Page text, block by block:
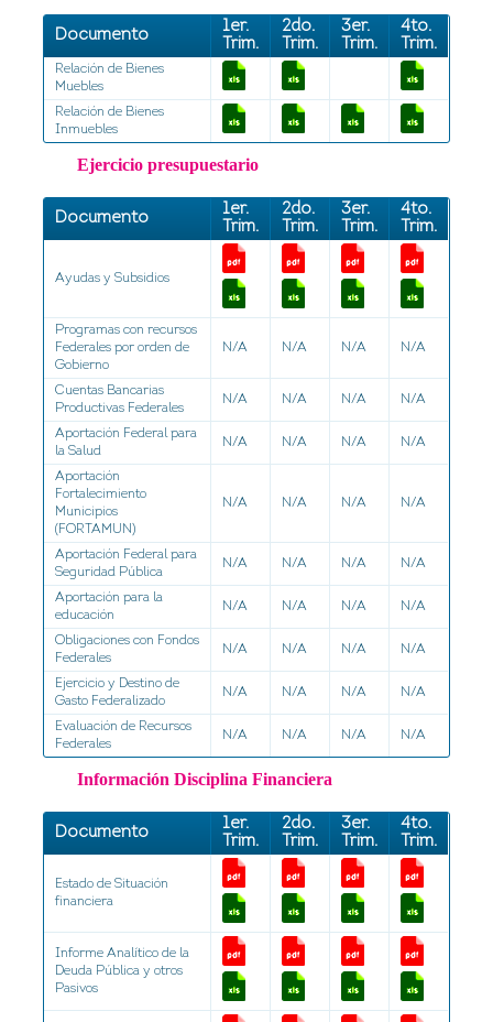
Documento
1er.
Trim.
2do.
Trim.
3er.
Trim.
4to.
Trim.
Relación de Bienes
Muebles
Relación de Bienes
Inmuebles
Ejercicio presupuestario
Documento
1er.
Trim.
2do.
Trim.
3er.
Trim.
4to.
Trim.
Ayudas y Subsidios
Programas con recursos
Federales por orden de
Gobierno
N/A N/A N/A N/A
Cuentas Bancarias
Productivas Federales
N/A N/A N/A N/A
Aportación Federal para
la Salud
N/A N/A N/A N/A
Aportación
Fortalecimiento
Municipios
(FORTAMUN)
N/A N/A N/A N/A
Aportación Federal para
Seguridad Pública
N/A N/A N/A N/A
Aportación para la
educación
N/A N/A N/A N/A
Obligaciones con Fondos
Federales
N/A N/A N/A N/A
Ejercicio y Destino de
Gasto Federalizado
N/A N/A N/A N/A
Evaluación de Recursos
Federales
N/A N/A N/A N/A
Información Disciplina Financiera
Documento
1er.
Trim.
2do.
Trim.
3er.
Trim.
4to.
Trim.
Estado de Situación
financiera
Informe Analítico de la
Deuda Pública y otros
Pasivos